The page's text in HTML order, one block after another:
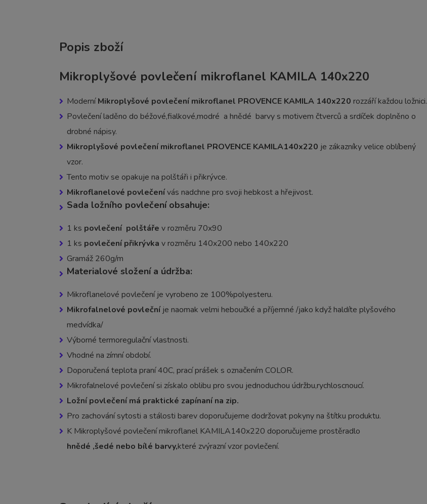
Popis zboží
Mikroplyšové povlečení mikroflanel KAMILA 140x220
ModerníMikroplyšové povlečení mikroflanel PROVENCE KAMILA 140x220 rozzáří každou ložnici.
Povlečení laděno do béžové,fialkové,modré a hnědé barvy s motivem čtverců a srdíček doplněno o
drobné nápisy.
Mikroplyšové povlečení mikroflanel PROVENCE KAMILA140x220 je zákazníky velice oblíbený
vzor.
Tento motiv se opakuje na polštáři i přikrývce.
Mikroflanelové povlečenívás nadchne pro svoji hebkost a hřejivost.
Sada ložního povlečení obsahuje:
1 ks povlečení polštáře v rozměru 70x90
1 ks povlečení přikrývka v rozměru 140x200 nebo 140x220
Gramáž 260g/m
Materialové složení a údržba:
Mikroflanelové povlečení je vyrobeno ze 100%polyesteru.
Mikrofalnelové povlečníje naomak velmi heboučké a příjemné /jako když haldíte plyšového
medvídka/
Výborné termoregulační vlastnosti.
Vhodné na zímní období.
Doporučená teplota praní 40C, prací prášek s označením COLOR.
Mikrofalnelové povlečení si získalo oblibu pro svou jednoduchou údržbu,rychloscnoucí.
Ložní povlečení má praktické zapínaní na zip.
Pro zachování sytosti a stálosti barev doporučujeme dodržovat pokyny na štítku produktu.
K Mikroplyšové povlečení mikroflanel KAMILA140x220 doporučujeme prostěradlo
hnědé ,šedé nebo bílé barvy,které zvýrazní vzor povlečení.